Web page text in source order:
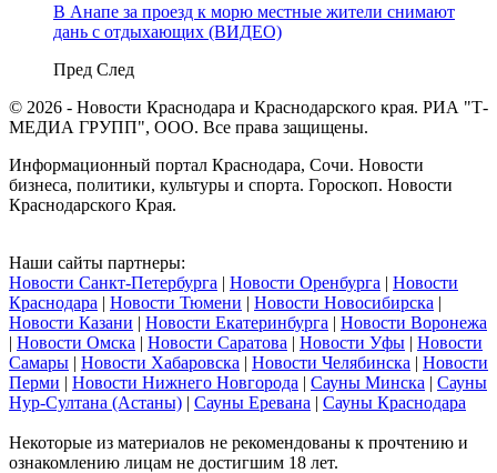
В Анапе за проезд к морю местные жители снимают
дань с отдыхающих (ВИДЕО)
Пред След
© 2026 - Новости Краснодара и Краснодарского края. РИА "Т-
МЕДИА ГРУПП", ООО. Все права защищены.
Информационный портал Краснодара, Сочи. Новости
бизнеса, политики, культуры и спорта. Гороскоп. Новости
Краснодарского Края.
Наши сайты партнеры:
Новости Санкт-Петербурга | Новости Оренбурга | Новости
Краснодара | Новости Тюмени | Новости Новосибирска |
Новости Казани | Новости Екатеринбурга | Новости Воронежа
| Новости Омска | Новости Саратова | Новости Уфы | Новости
Самары | Новости Хабаровска | Новости Челябинска | Новости
Перми | Новости Нижнего Новгорода | Сауны Минска | Сауны
Нур-Султана (Астаны) | Сауны Еревана | Сауны Краснодара
Некоторые из материалов не рекомендованы к прочтению и
ознакомлению лицам не достигшим 18 лет.